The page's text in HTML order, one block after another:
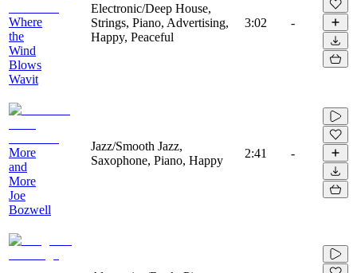
Where
the
Wind
Blows
Wavit
Electronic/Deep House,
Strings, Piano, Advertising,
Happy, Peaceful
3:02 -
More
and
More
Joe
Bozwell
Jazz/Smooth Jazz,
Saxophone, Piano, Happy
2:41 -